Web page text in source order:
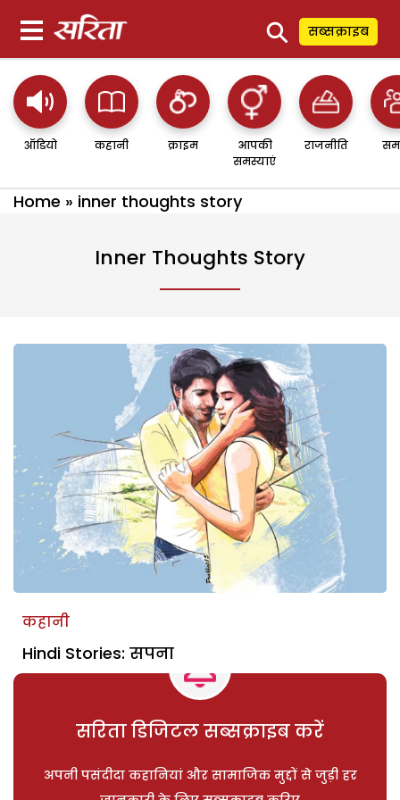
⚲ सब्सक्राइब
ऑडियो कहानी क्राइम
आपकी
समस्याएं
राजनीति
Home » inner thoughts story
Inner Thoughts Story
कहानी
Hindi Stories: सपना
सरिता डिजिटल सब्सक्राइब करें
अपनी पसंदीदा कहानियां और सामाजिक मुद्दों से जुड़ी हर